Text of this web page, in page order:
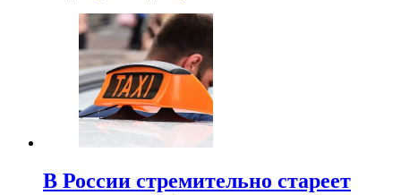
В России стремительно стареет